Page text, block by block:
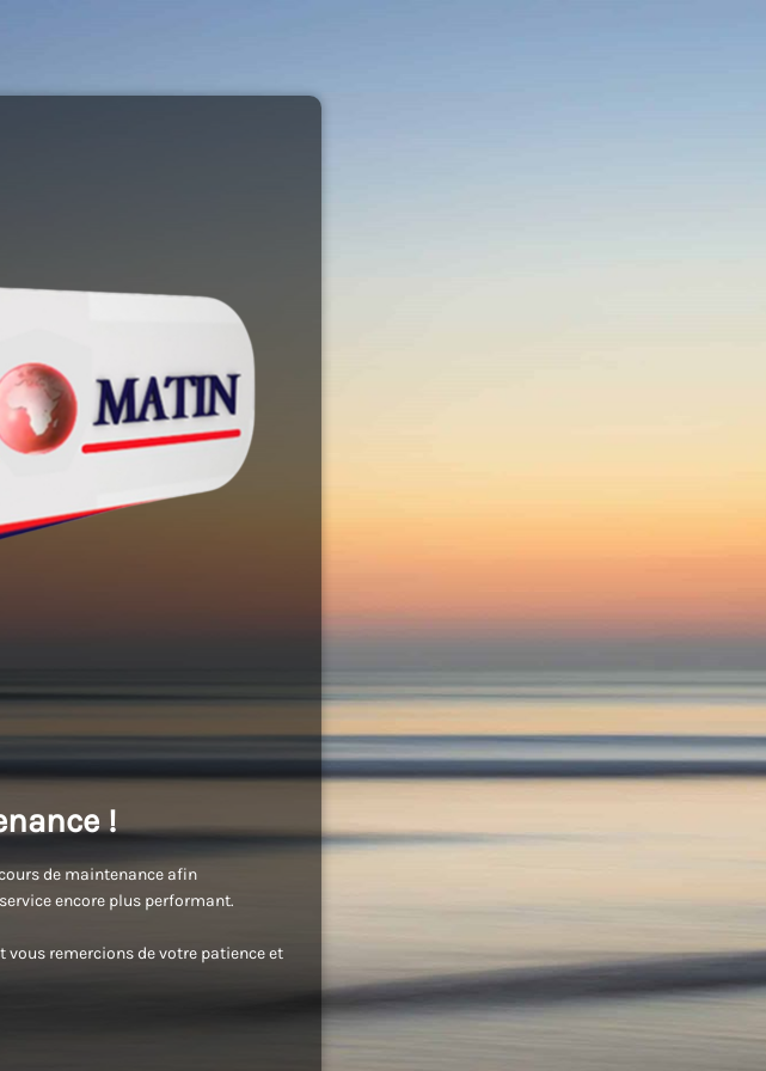
!
de maintenance afin
encore plus performant.
vous remercions de votre patience et